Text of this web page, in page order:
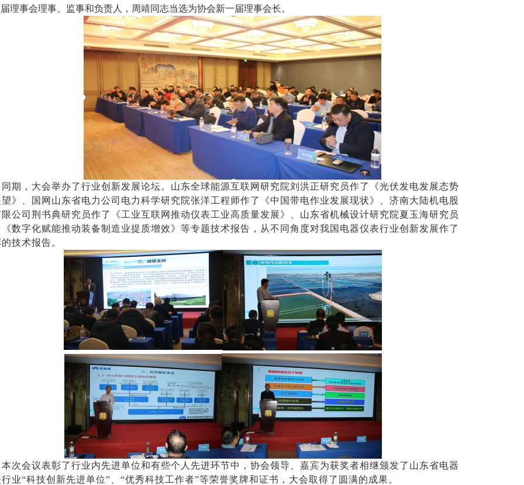
理事会理事、监事和负责人，周靖同志当选为协会新一届理事会长。
同期，大会举办了行业创新发展论坛。 山东全球能源互联网研究院刘洪正研究员作了
《光伏发电发展态势
》
国网山东省电力公司电力科学研究院张洋工程师作了
《中国带电作业发展现状》、济南大陆机电股
公司荆书典研究员作了 《工业互联网推动仪表工业高质量发展》、山东省机械设计研究院夏玉海研究员
《数字化赋能推动装备制造业提质增效》等专题技术报告， 从不同角度对我国 电器仪表行业创新发展作了
技术报告。
本次会议表彰了行业内先进单位和有些个人 先进环节中，协会领导、嘉宾为获奖者相继颁发了 山东省电器
业“科技创新先进单位”、“优秀科技工作者”等荣誉奖牌和证书 ， 大会取得了圆满的成果。